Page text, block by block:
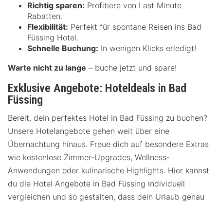
Richtig sparen: Profitiere von Last Minute
Rabatten.
Flexibilität: Perfekt für spontane Reisen ins Bad
Füssing Hotel.
Schnelle Buchung: In wenigen Klicks erledigt!
Warte nicht zu lange – buche jetzt und spare!
Exklusive Angebote: Hoteldeals in Bad
Füssing
Bereit, dein perfektes Hotel in Bad Füssing zu buchen?
Unsere Hotelangebote gehen weit über eine
Übernachtung hinaus. Freue dich auf besondere Extras
wie kostenlose Zimmer-Upgrades, Wellness-
Anwendungen oder kulinarische Highlights. Hier kannst
du die Hotel Angebote in Bad Füssing individuell
vergleichen und so gestalten, dass dein Urlaub genau